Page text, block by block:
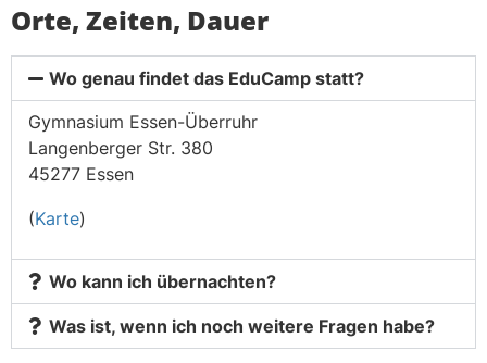
Orte, Zeiten, Dauer
Wo genau findet das EduCamp statt?
Gymnasium Essen-Überruhr
Langenberger Str. 380
45277 Essen
(Karte)
Wo kann ich übernachten?
Was ist, wenn ich noch weitere Fragen habe?